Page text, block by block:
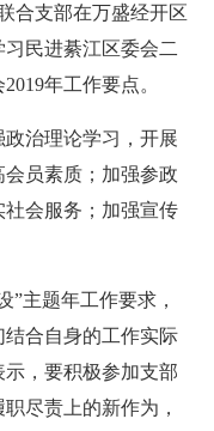
合支部在万盛经开区
民进綦江区委会二
年工作要点。
治理论学习，开展
员素质；加强参政
会服务；加强宣传
”主题年工作要求，
合自身的工作实际
，要积极参加支部
尽责上的新作为，